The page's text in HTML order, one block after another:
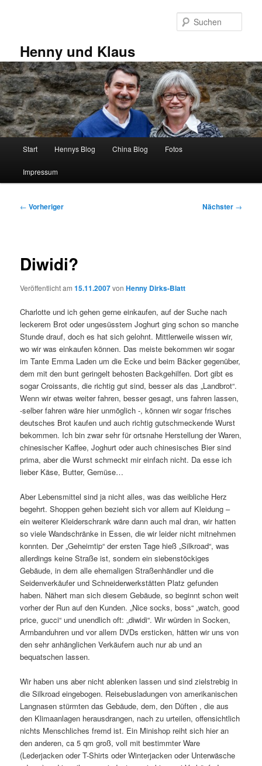
Henny und Klaus
Start Hennys Blog China Blog Fotos
Impressum
Beitragsnavigation
← Vorheriger Nächster →
Diwidi?
Veröffentlicht am15.11.2007vonHenny Dirks-Blatt
Charlotte und ich gehen gerne einkaufen, auf der Suche nach
leckerem Brot oder ungesüsstem Joghurt ging schon so manche
Stunde drauf, doch es hat sich gelohnt. Mittlerweile wissen wir,
wo wir was einkaufen können. Das meiste bekommen wir sogar
im Tante Emma Laden um die Ecke und beim Bäcker gegenüber,
dem mit den bunt geringelt behosten Backgehilfen. Dort gibt es
sogar Croissants, die richtig gut sind, besser als das „Landbrot“.
Wenn wir etwas weiter fahren, besser gesagt, uns fahren lassen,
-selber fahren wäre hier unmöglich -, können wir sogar frisches
deutsches Brot kaufen und auch richtig gutschmeckende Wurst
bekommen. Ich bin zwar sehr für ortsnahe Herstellung der Waren,
chinesischer Kaffee, Joghurt oder auch chinesisches Bier sind
prima, aber die Wurst schmeckt mir einfach nicht. Da esse ich
lieber Käse, Butter, Gemüse…
Aber Lebensmittel sind ja nicht alles, was das weibliche Herz
begehrt. Shoppen gehen bezieht sich vor allem auf Kleidung –
ein weiterer Kleiderschrank wäre dann auch mal dran, wir hatten
so viele Wandschränke in Essen, die wir leider nicht mitnehmen
konnten. Der „Geheimtip“ der ersten Tage hieß „Silkroad“, was
allerdings keine Straße ist, sondern ein siebenstöckiges
Gebäude, in dem alle ehemaligen Straßenhändler und die
Seidenverkäufer und Schneiderwerkstätten Platz gefunden
haben. Nähert man sich diesem Gebäude, so beginnt schon weit
vorher der Run auf den Kunden. „Nice socks, boss“ „watch, good
price, gucci“ und unendlich oft: „diwidi“. Wir würden in Socken,
Armbanduhren und vor allem DVDs ersticken, hätten wir uns von
den sehr anhänglichen Verkäufern auch nur ab und an
bequatschen lassen.
Wir haben uns aber nicht ablenken lassen und sind zielstrebig in
die Silkroad eingebogen. Reisebusladungen von amerikanischen
Langnasen stürmten das Gebäude, dem, den Düften , die aus
den Klimaanlagen herausdrangen, nach zu urteilen, offensichtlich
nichts Menschliches fremd ist. Ein Minishop reiht sich hier an
den anderen, ca 5 qm groß, voll mit bestimmter Ware
(Lederjacken oder T-Shirts oder Winterjacken oder Unterwäsche